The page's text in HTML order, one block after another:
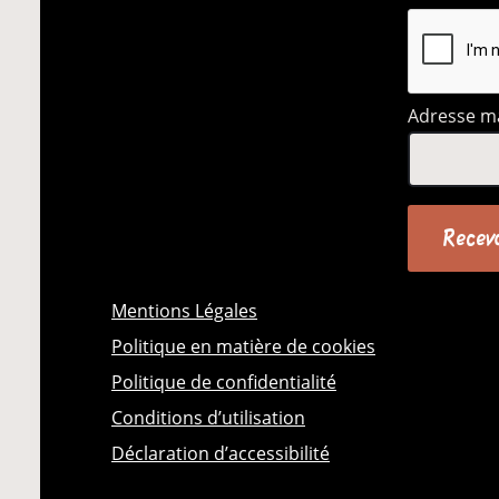
Adresse
Mentions Légales
Politique en matière de cookies
Politique de confidentialité
Conditions d’utilisation
Déclaration d’accessibilité